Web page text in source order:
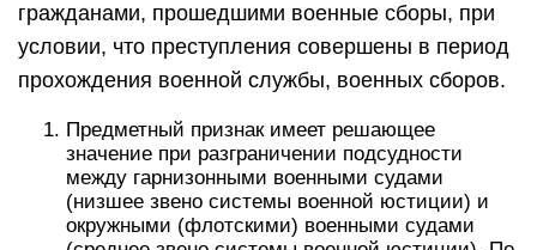
гражданами, прошедшими военные сборы, при
условии, что преступления совершены в период
прохождения военной службы, военных сборов.
Предметный признак имеет решающее
значение при разграничении подсудности
между гарнизонными военными судами
(низшее звено системы военной юстиции) и
окружными (флотскими) военными судами